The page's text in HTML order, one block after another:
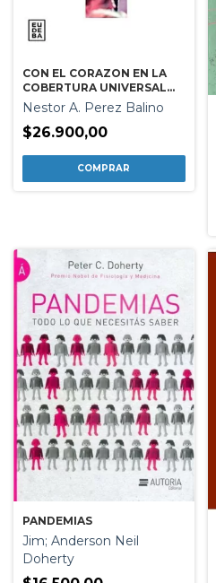
CON EL CORAZON EN LA
COBERTURA UNIVERSAL
DE SALUD
Nestor A. Perez Balino
$26.900,00
PANDEMIAS
Jim; Anderson Neil
Doherty